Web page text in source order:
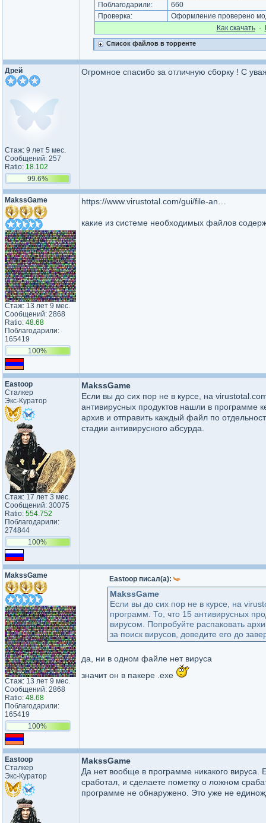
Поблагодарили:
660
Проверка:
Оформление проверено
Как cкачать·
Список файлов в торренте
Дрей
Стаж: 9 лет 5 мес.
Сообщений: 257
Ratio: 18.102
99.6%
Огромное спасибо за отличную сборку ! С
MakssGame
Стаж: 13 лет 9 мес.
Сообщений: 2868
Ratio: 48.68
Поблагодарили:
165419
100%
какие из системе необходимых файлов
Eastoop
Сталкер
Экс-Куратор
Стаж: 17 лет 3 мес.
Сообщений: 30075
Ratio: 554.752
Поблагодарили:
274844
100%
MakssGame
Если вы до сих пор не в курсе, на
антивирусных продуктов нашли в программе
архив и отправить каждый файл по
стадии антивирусного абсурда.
MakssGame
Стаж: 13 лет 9 мес.
Сообщений: 2868
Ratio: 48.68
Поблагодарили:
165419
100%
Eastoop писал(а):
MakssGame
Если вы до сих пор не в курсе, на
программ. То, что 15 антивирусных
вирусом. Попробуйте распаковать
за поиск вирусов, доведите его до
да, ни в одном файле нет вируса
значит он в пакере .exe
Eastoop
Сталкер
Экс-Куратор
MakssGame
Да нет вообще в программе никакого вируса.
сработал, и сделаете пометку о ложном
программе не обнаружено. Это уже не